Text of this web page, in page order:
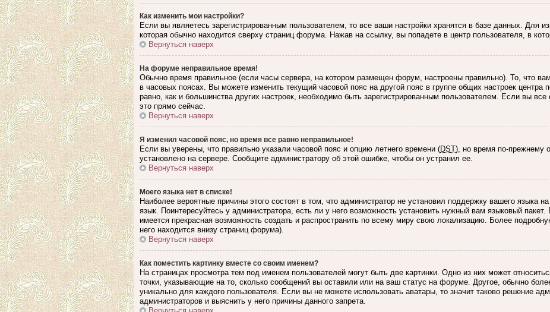
Как изменить мои настройки?
Если вы являетесь зарегистрированным пользователем, то все ваши настройки хранятся в базе данных. Для
которая обычно находится сверху страниц форума. Нажав на ссылку, вы попадете в центр пользователя, в
Вернуться наверх
На форуме неправильное время!
Обычно время правильное (если часы сервера, на котором размещен форум, настроены правильно). То, что
в часовых поясах. Вы можете изменить текущий часовой пояс на другой пояс в группе общих настроек центра
равно, как и большинства других настроек, необходимо быть зарегистрированным пользователем. Если вы
это прямо сейчас.
Вернуться наверх
Я изменил часовой пояс, но время все равно неправильное!
Если вы уверены, что правильно указали часовой пояс и опцию летнего времени (DST), но время по-прежнему
установлено на сервере. Сообщите администратору об этой ошибке, чтобы он устранил ее.
Вернуться наверх
Моего языка нет в списке!
Наиболее вероятные причины этого состоят в том, что администратор не установил поддержку вашего
язык. Поинтересуйтесь у администратора, есть ли у него возможность установить нужный вам языковый
имеется прекрасная возможность создать и распространить по всему миру свою локализацию. Более
него находится внизу страниц форума).
Вернуться наверх
Как поместить картинку вместе со своим именем?
На страницах просмотра тем под именем пользователей могут быть две картинки. Одно из них может
точки, указывающие на то, сколько сообщений вы оставили или на ваш статус на форуме. Другое, обычно
уникально для каждого пользователя. Если вы не можете использовать аватары, то значит таково решение
администраторов и выяснить у него причины данного запрета.